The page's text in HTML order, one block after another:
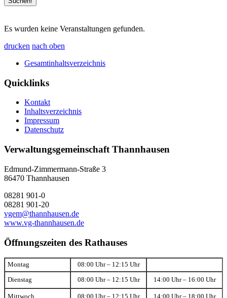
Es wurden keine Veranstaltungen gefunden.
drucken nach oben
Gesamtinhaltsverzeichnis
Quicklinks
Kontakt
Inhaltsverzeichnis
Impressum
Datenschutz
Verwaltungsgemeinschaft Thannhausen
Edmund-Zimmermann-Straße 3
86470 Thannhausen
08281 901-0
08281 901-20
vgem@thannhausen.de
www.vg-thannhausen.de
Öffnungszeiten des Rathauses
Montag 08:00 Uhr – 12:15 Uhr
Dienstag 08:00 Uhr – 12:15 Uhr 14:00 Uhr – 16:00 Uhr